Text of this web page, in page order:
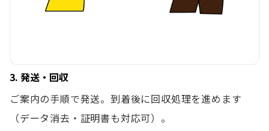
3. 発送・回収
ご案内の手順で発送。到着後に回収処理を進めます
（データ消去・証明書も対応可）。